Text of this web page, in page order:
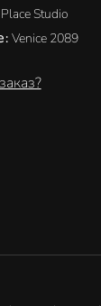
Studio
: Venice 2089